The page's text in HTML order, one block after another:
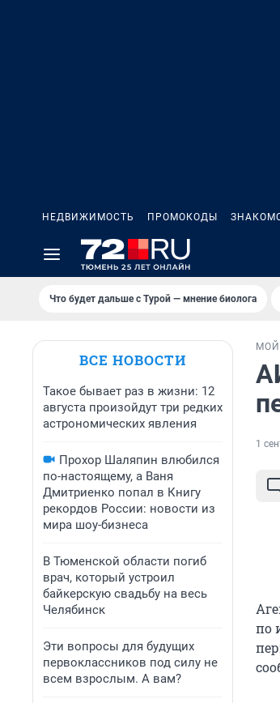
НЕДВИЖИМОСТЬ ПРОМОКОДЫ
Что будет дальше с Турой — мнение биолога
ВСЕ НОВОСТИ
Такое бывает раз в жизни: 12
августа произойдут три редких
астрономических явления
Прохор Шаляпин влюбился
по-настоящему, а Ваня
Дмитриенко попал в Книгу
рекордов России: новости из
мира шоу-бизнеса
В Тюменской области погиб
врач, который устроил
байкерскую свадьбу на весь
Челябинск
Эти вопросы для будущих
первоклассников под силу не
всем взрослым. А вам?
1
по